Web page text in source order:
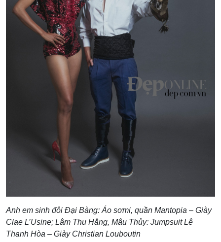
Anh em sinh đôi Đại Bàng: Áo sơmi, quần Mantopia – Giày
Clae L’Usine; Lâm Thu Hằng, Mâu Thủy: Jumpsuit Lê
Thanh Hòa – Giày Christian Louboutin